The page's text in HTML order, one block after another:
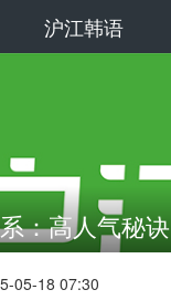
沪江韩语
：高人气秘诀
05-18 07:30